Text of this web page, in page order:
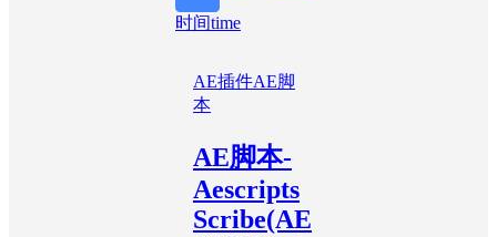
时间time
AE插件AE脚
本
AE脚本-
Aescripts
Scribe(AE